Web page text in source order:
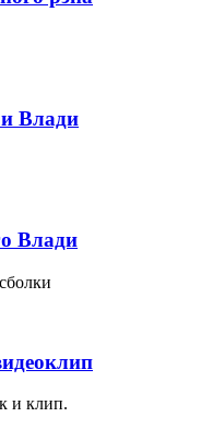
Влади
Влади
и клип.